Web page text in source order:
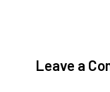
Leave a